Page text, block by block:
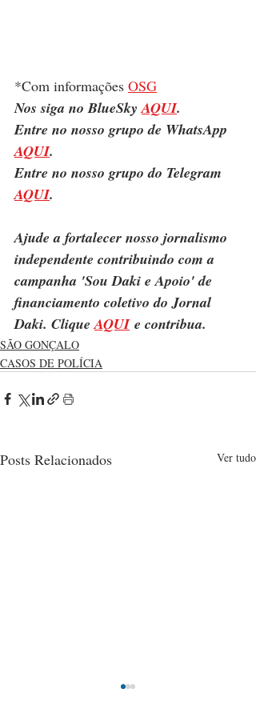
*Com informações OSG
Nos siga no BlueSky AQUI.
Entre no nosso grupo de WhatsApp
AQUI.
Entre no nosso grupo do Telegram
AQUI.
Ajude a fortalecer nosso jornalismo
independente contribuindo com a
campanha 'Sou Daki e Apoio' de
financiamento coletivo do Jornal
Daki. Clique AQUI e contribua.
SÃO GONÇALO
CASOS DE POLÍCIA
Posts Relacionados Ver tudo